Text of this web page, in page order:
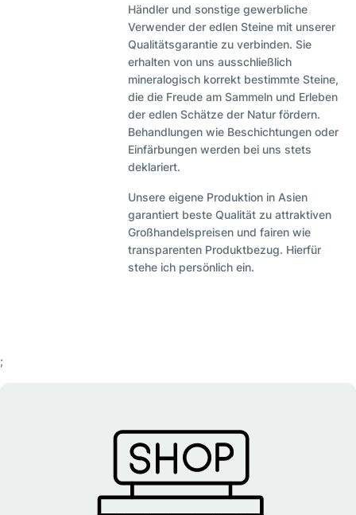
Händler und sonstige gewerbliche
Verwender der edlen Steine mit unserer
Qualitätsgarantie zu verbinden. Sie
erhalten von uns ausschließlich
mineralogisch korrekt bestimmte Steine,
die die Freude am Sammeln und Erleben
der edlen Schätze der Natur fördern.
Behandlungen wie Beschichtungen oder
Einfärbungen werden bei uns stets
deklariert.
Unsere eigene Produktion in Asien
garantiert beste Qualität zu attraktiven
Großhandelspreisen und fairen wie
transparenten Produktbezug. Hierfür
stehe ich persönlich ein.
;